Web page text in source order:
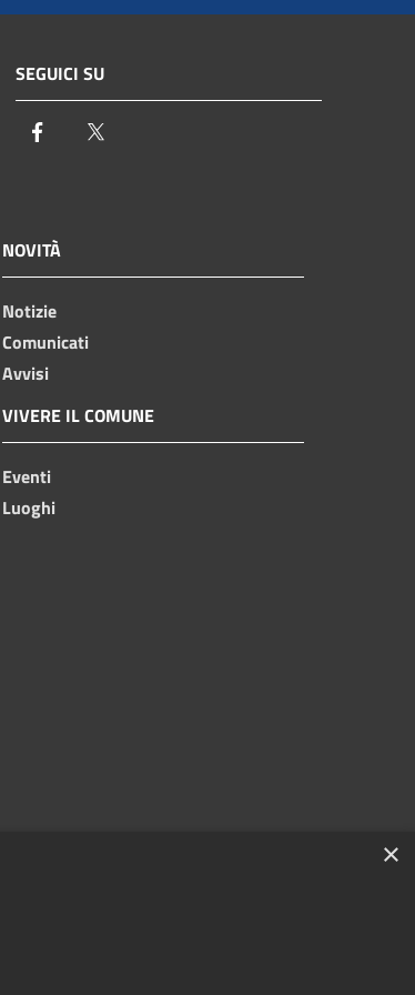
SEGUICI SU
Facebook
NOVITÀ
Notizie
Comunicati
Avvisi
VIVERE IL COMUNE
Eventi
Luoghi
×